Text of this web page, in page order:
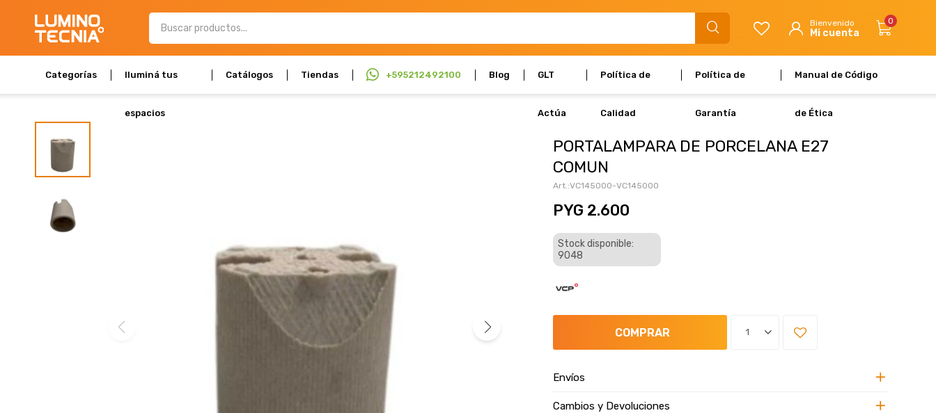
Categorías Iluminá tus
espacios
Catálogos Tiendas +595212492100 Blog GLT
Actúa
Política de
Calidad
Política de
Garantía
Manual de Código
de Ética
0
PORTALAMPARA DE PORCELANA E27
COMUN
VC145000-VC145000
PYG 2.600
Stock disponible:
9048
1
COMPRAR
Envíos
Cambios y Devoluciones